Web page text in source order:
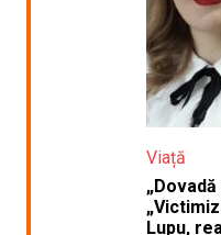
Viață
Lupu,